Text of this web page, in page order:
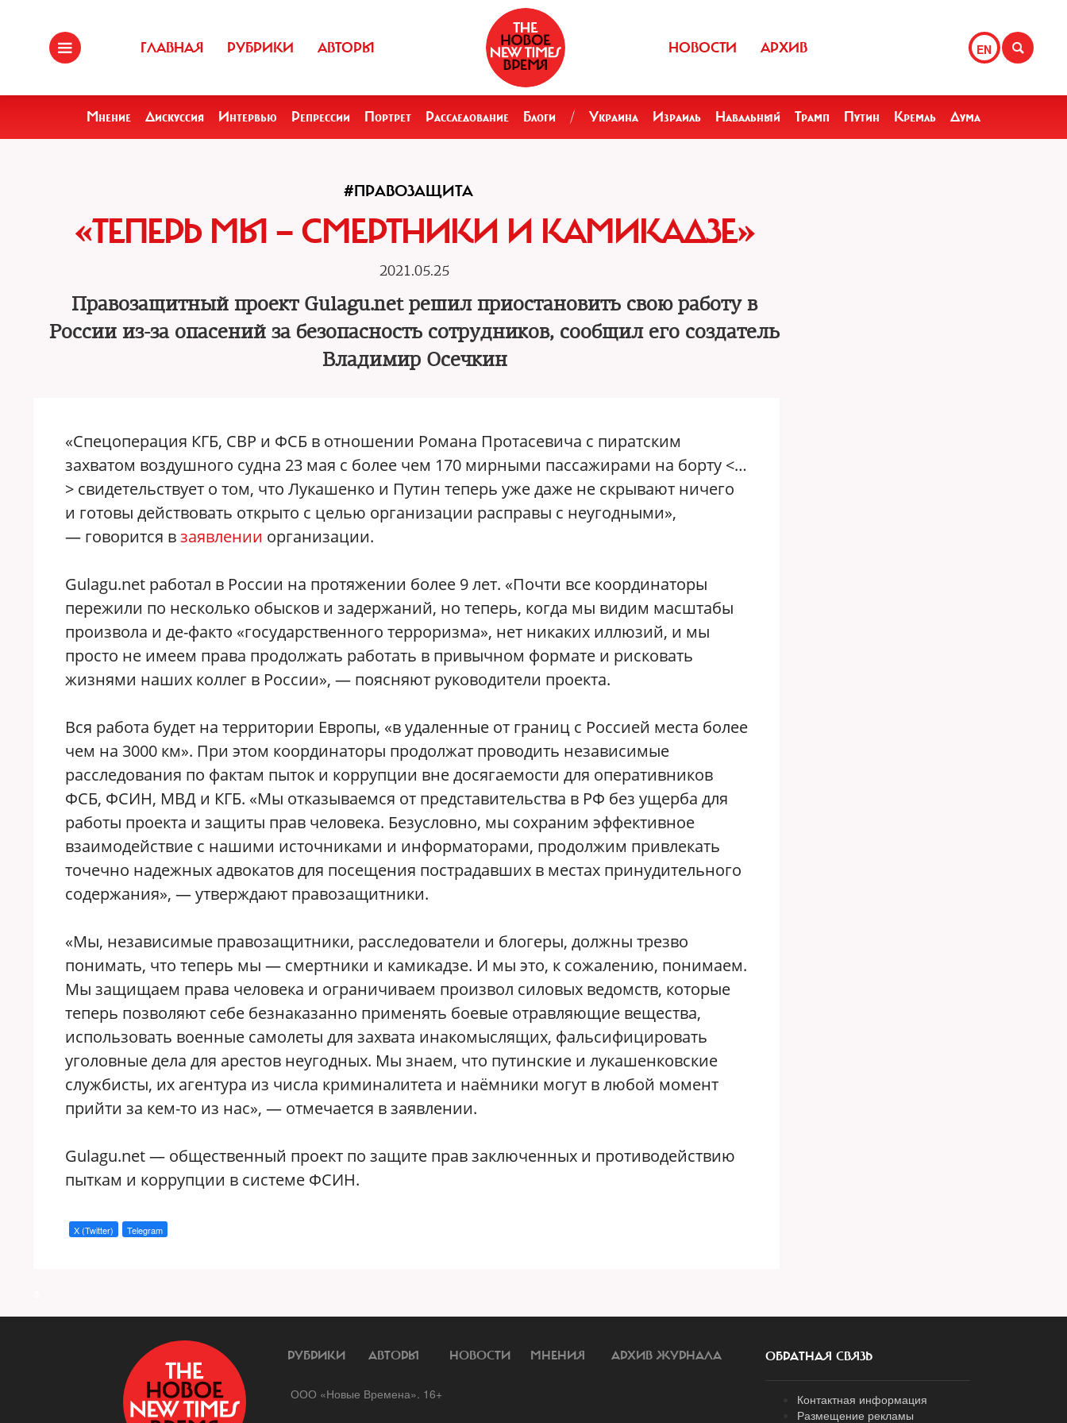
ГЛАВНАЯ РУБРИКИ АВТОРЫ EN
НОВОСТИ АРХИВ
Мнение Дискуссия Интервью Репрессии Портрет Расследование Блоги / Украина Израиль Навальный Трамп Путин Кремль Дума
#ПРАВОЗАЩИТА
«ТЕПЕРЬ МЫ — СМЕРТНИКИ И КАМИКАДЗЕ»
2021.05.25
Правозащитный проект Gulagu.net решил приостановить свою работу в
России из-за опасений за безопасность сотрудников, сообщил его создатель
Владимир Осечкин
«Спецоперация КГБ, СВР и ФСБ в отношении Романа Протасевича с пиратским
захватом воздушного судна 23 мая с более чем 170 мирными пассажирами на борту <…
> свидетельствует о том, что Лукашенко и Путин теперь уже даже не скрывают ничего
и готовы действовать открыто с целью организации расправы с неугодными»,
— говорится взаявлении организации.
Gulagu.net работал в России на протяжении более 9 лет. «Почти все координаторы
пережили по несколько обысков и задержаний, но теперь, когда мы видим масштабы
произвола и де-факто «государственного терроризма», нет никаких иллюзий, и мы
просто не имеем права продолжать работать в привычном формате и рисковать
жизнями наших коллег в России», — поясняют руководители проекта.
Вся работа будет на территории Европы, «в удаленные от границ с Россией места более
чем на 3000 км». При этом координаторы продолжат проводить независимые
расследования по фактам пыток и коррупции вне досягаемости для оперативников
ФСБ, ФСИН, МВД и КГБ. «Мы отказываемся от представительства в РФ без ущерба для
работы проекта и защиты прав человека. Безусловно, мы сохраним эффективное
взаимодействие с нашими источниками и информаторами, продолжим привлекать
точечно надежных адвокатов для посещения пострадавших в местах принудительного
содержания», — утверждают правозащитники.
«Мы, независимые правозащитники, расследователи и блогеры, должны трезво
понимать, что теперь мы — смертники и камикадзе. И мы это, к сожалению, понимаем.
Мы защищаем права человека и ограничиваем произвол силовых ведомств, которые
теперь позволяют себе безнаказанно применять боевые отравляющие вещества,
использовать военные самолеты для захвата инакомыслящих, фальсифицировать
уголовные дела для арестов неугодных. Мы знаем, что путинские и лукашенковские
службисты, их агентура из числа криминалитета и наёмники могут в любой момент
прийти за кем-то из нас», — отмечается в заявлении.
Gulagu.net — общественный проект по защите прав заключенных и противодействию
пыткам и коррупции в системе ФСИН.
X (Twitter) Telegram
РУБРИКИ АВТОРЫ НОВОСТИ МНЕНИЯ АРХИВ ЖУРНАЛА
ООО «Новые Времена». 16+
ОБРАТНАЯ СВЯЗЬ
Контактная информация
Размещение рекламы